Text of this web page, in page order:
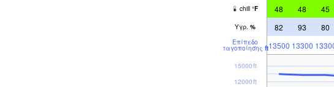
chill °F 48 48 45
Υγρ. % 82 93 80
Επίπεδο
παγοποίησης ft13500 13300
12000ft
15000ft